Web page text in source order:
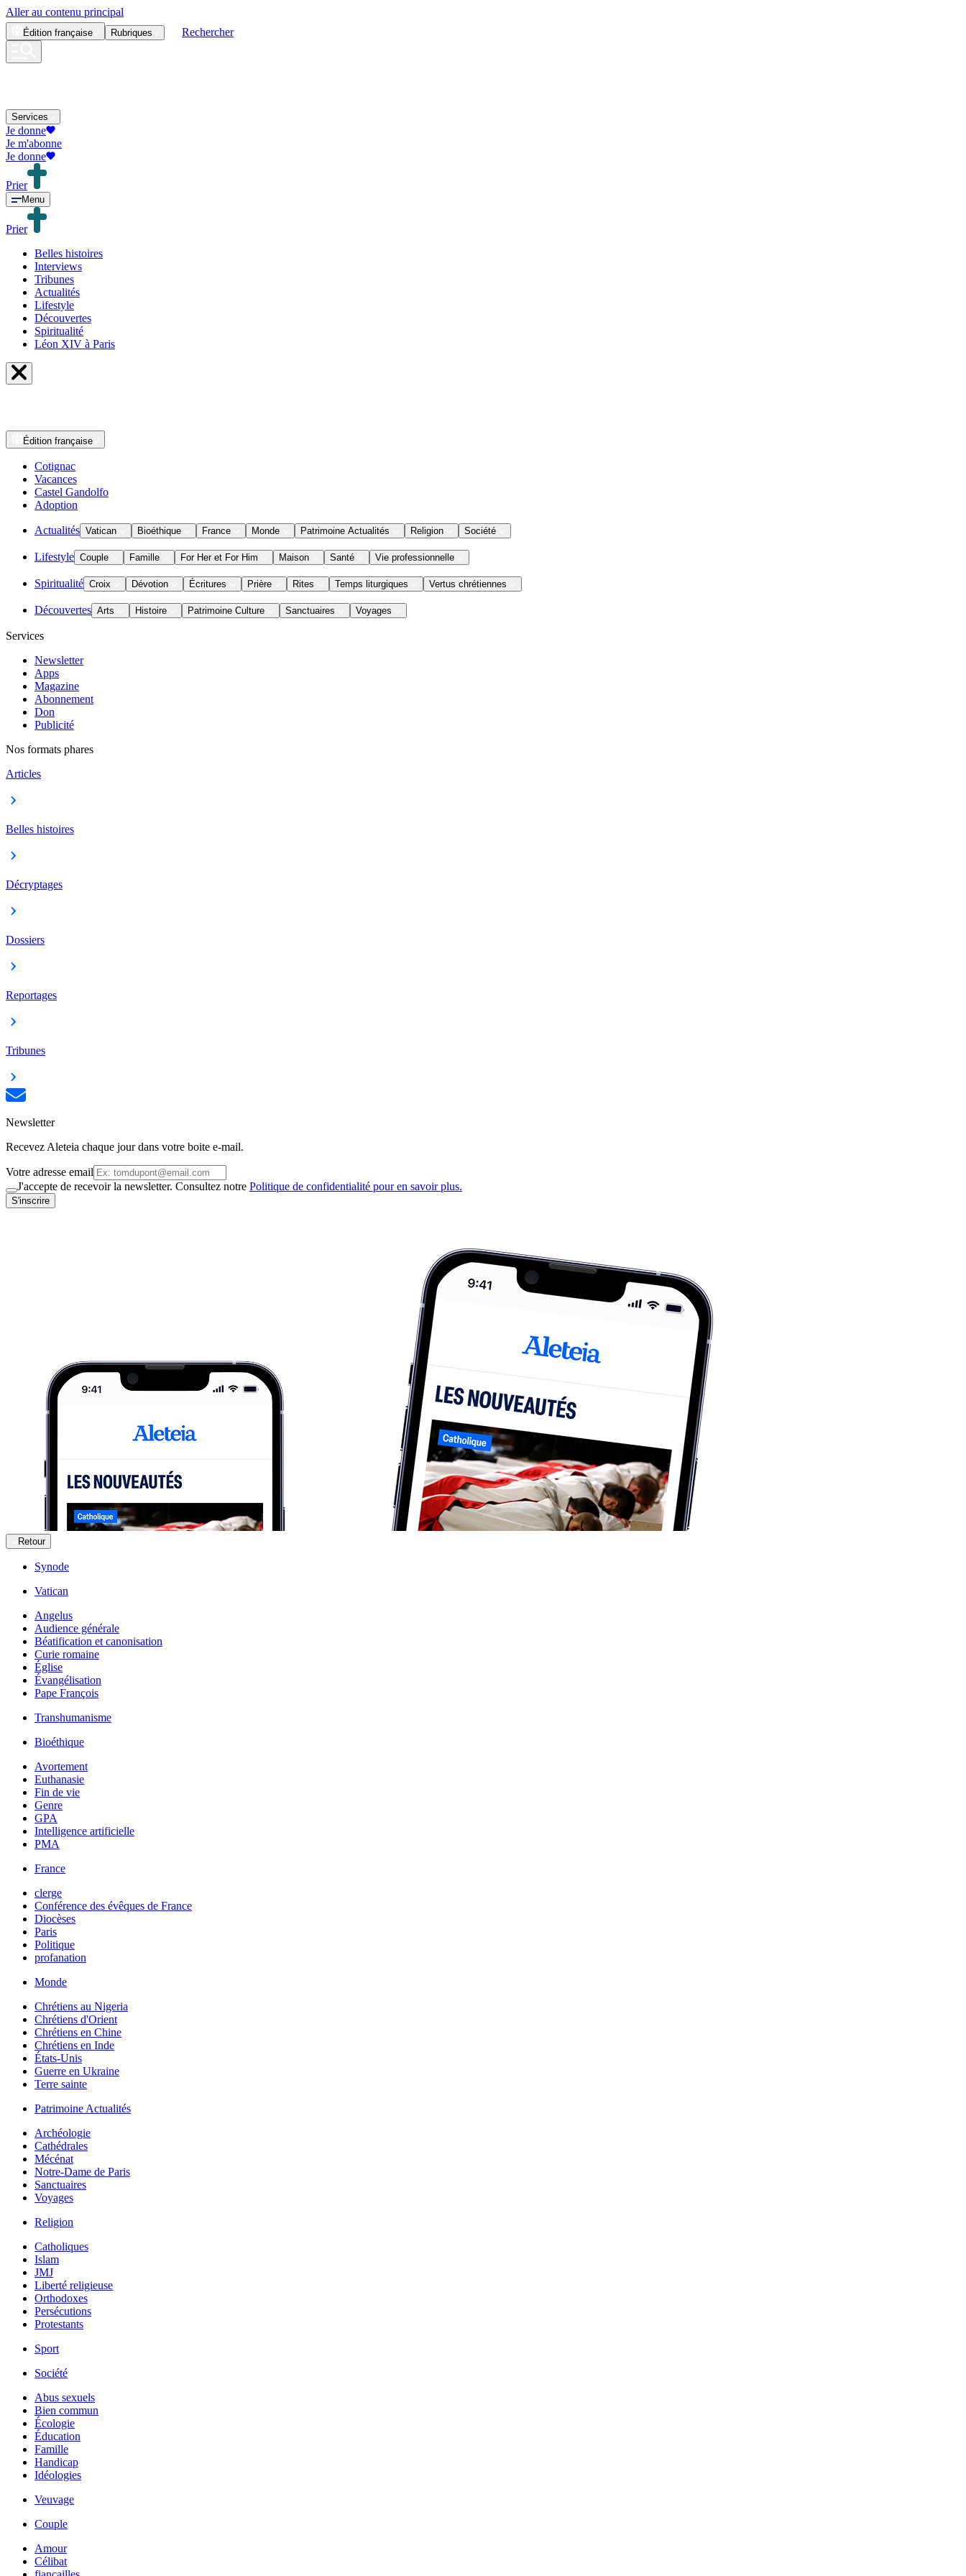
Aller au contenu principal
Édition française Rubriques Rechercher
Services
Je donne
Je m'abonne
Je donne
Prier
Menu
Prier
Belles histoires
Interviews
Tribunes
Actualités
Lifestyle
Découvertes
Spiritualité
Léon XIV à Paris
Édition française
Cotignac
Vacances
Castel Gandolfo
Adoption
Actualités Vatican Bioéthique France Monde Patrimoine Actualités Religion Société
Lifestyle Couple Famille For Her et For Him Maison Santé Vie professionnelle
Spiritualité Croix Dévotion Écritures Prière Rites Temps liturgiques Vertus chrétiennes
Découvertes Arts Histoire Patrimoine Culture Sanctuaires Voyages
Services
Newsletter
Apps
Magazine
Abonnement
Don
Publicité
Nos formats phares
Articles
Belles histoires
Décryptages
Dossiers
Reportages
Tribunes
Newsletter
Recevez Aleteia chaque jour dans votre boite e-mail.
Votre adresse email
J'accepte de recevoir la newsletter. Consultez notre Politique de confidentialité pour en savoir plus.
S'inscrire
Retour
Synode
Vatican
Angelus
Audience générale
Béatification et canonisation
Curie romaine
Église
Évangélisation
Pape François
Transhumanisme
Bioéthique
Avortement
Euthanasie
Fin de vie
Genre
GPA
Intelligence artificielle
PMA
France
clerge
Conférence des évêques de France
Diocèses
Paris
Politique
profanation
Monde
Chrétiens au Nigeria
Chrétiens d'Orient
Chrétiens en Chine
Chrétiens en Inde
États-Unis
Guerre en Ukraine
Terre sainte
Patrimoine Actualités
Archéologie
Cathédrales
Mécénat
Notre-Dame de Paris
Sanctuaires
Voyages
Religion
Catholiques
Islam
JMJ
Liberté religieuse
Orthodoxes
Persécutions
Protestants
Sport
Société
Abus sexuels
Bien commun
Écologie
Éducation
Famille
Handicap
Idéologies
Veuvage
Couple
Amour
Célibat